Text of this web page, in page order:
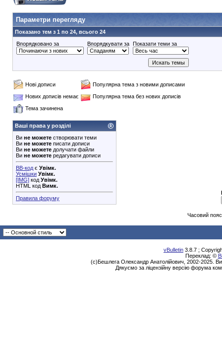
Параметри перегляду
Показано тем з 1 по 24, всього 24
Впорядковано за
Впорядкувати за Показати теми за
Нові дописи
Популярна тема з новими дописами
Нових дописів немає
Популярна тема без нових дописів
Тема зачинена
Ваші права у розділі
Ви не можете створювати теми
Ви не можете писати дописи
Ви не можете долучати файли
Ви не можете редагувати дописи
BB-код є Увімк.
Усмішки Увімк.
[IMG] код Увімк.
HTML код Вимк.
Правила форуму
Часовий
vBulletin 3.8.7 ;
Переклад: ©
(с)Бешлега Олександр Анатолійович, 2002-2025.
Дякуємо за ліцензійну версію форума